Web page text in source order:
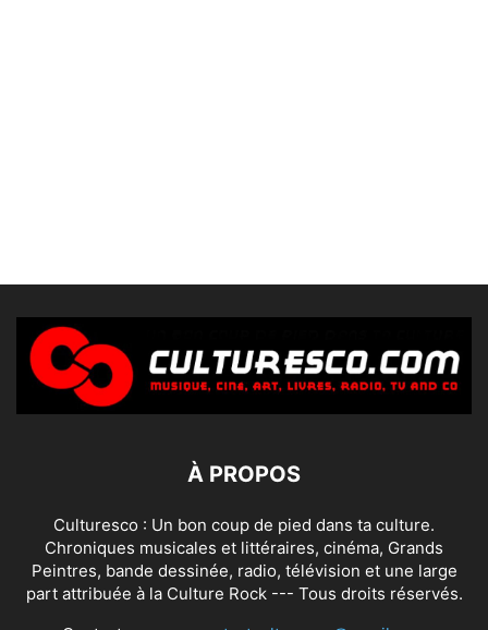
À PROPOS
Culturesco : Un bon coup de pied dans ta culture.
Chroniques musicales et littéraires, cinéma, Grands
Peintres, bande dessinée, radio, télévision et une large
part attribuée à la Culture Rock --- Tous droits réservés.